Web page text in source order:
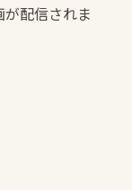
配信されま